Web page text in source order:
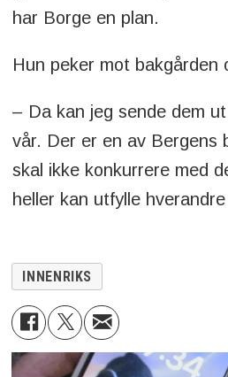
har Borge en plan.
Hun peker mot bakgården
– Da kan jeg sende dem
vår. Der er en av Bergens
skal ikke konkurrere med
heller kan utfylle
INNENRIKS